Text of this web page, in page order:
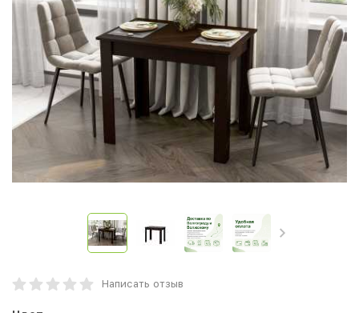
Написать отзыв